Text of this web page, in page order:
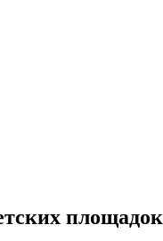
площадок